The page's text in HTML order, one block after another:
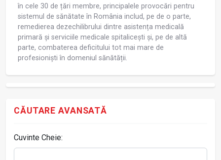
în cele 30 de țări membre, principalele provocări pentru
sistemul de sănătate în România includ, pe de o parte,
remedierea dezechilibrului dintre asistența medicală
primară și serviciile medicale spitalicești și, pe de altă
parte, combaterea deficitului tot mai mare de
profesioniști în domeniul sănătății.
CĂUTARE AVANSATĂ
Cuvinte Cheie: